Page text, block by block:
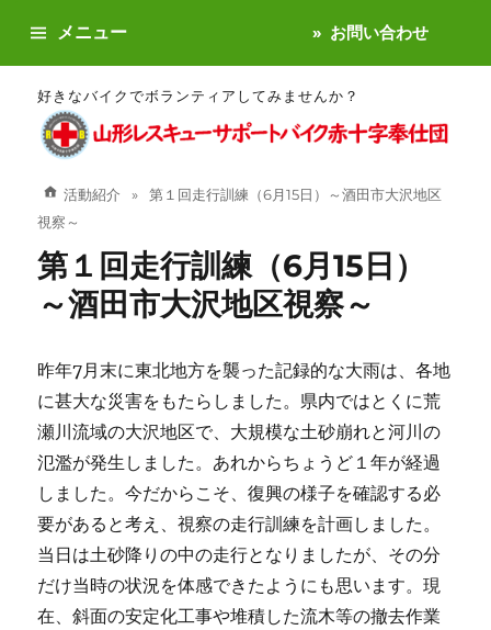
好きなバイクでボランティアしてみませんか？
メニュー お問い合わせ
活動紹介
第１回走行訓練（6月15日）～酒田市大沢地区
視察～
第１回走行訓練（6月15日）
～酒田市大沢地区視察～
昨年7月末に東北地方を襲った記録的な大雨は、各地
に甚大な災害をもたらしました。県内ではとくに荒
瀬川流域の大沢地区で、大規模な土砂崩れと河川の
氾濫が発生しました。あれからちょうど１年が経過
しました。今だからこそ、復興の様子を確認する必
要があると考え、視察の走行訓練を計画しました。
当日は土砂降りの中の走行となりましたが、その分
だけ当時の状況を体感できたようにも思います。現
在、斜面の安定化工事や堆積した流木等の撤去作業